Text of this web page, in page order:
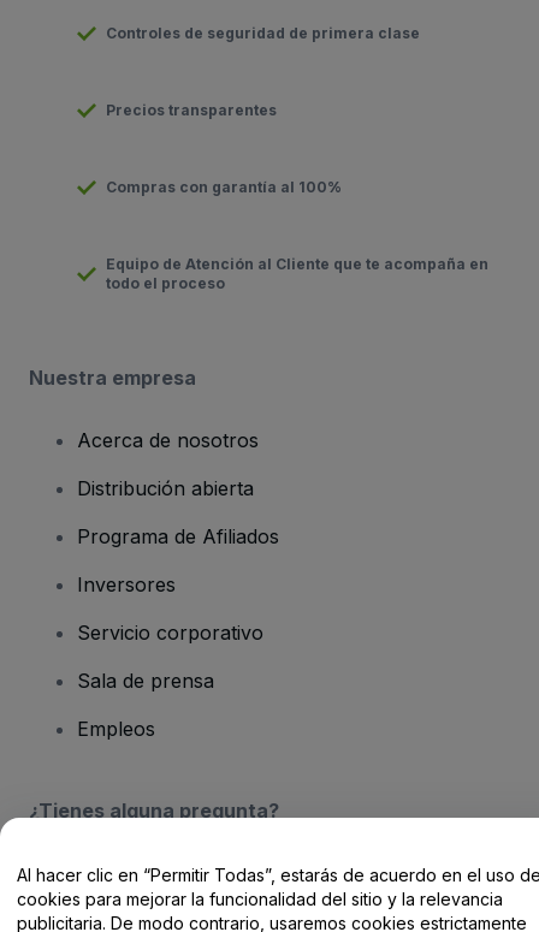
Controles de seguridad de primera clase
Precios transparentes
Compras con garantía al 100%
Equipo de Atención al Cliente que te acompaña en
todo el proceso
Nuestra empresa
Acerca de nosotros
Distribución abierta
Programa de Afiliados
Inversores
Servicio corporativo
Sala de prensa
Empleos
¿Tienes alguna pregunta?
Centro de Ayuda / Contacto
Al hacer clic en “Permitir Todas”, estarás de acuerdo en el uso
cookies para mejorar la funcionalidad del sitio y la relevancia
publicitaria. De modo contrario, usaremos cookies estrictamente